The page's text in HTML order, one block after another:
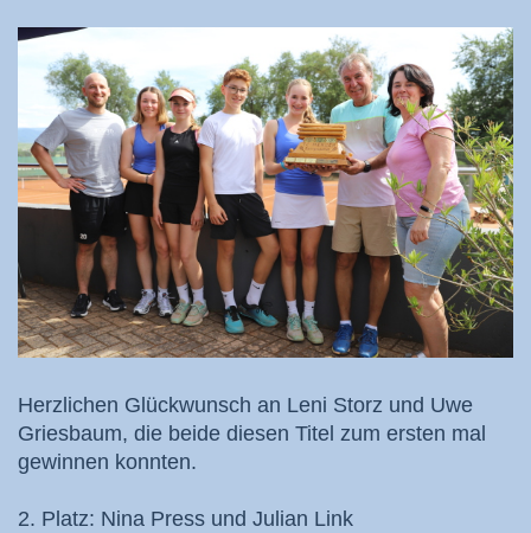
Herzlichen Glückwunsch an Leni Storz und Uwe
Griesbaum, die beide diesen Titel zum ersten mal
gewinnen konnten.
2. Platz: Nina Press und Julian Link